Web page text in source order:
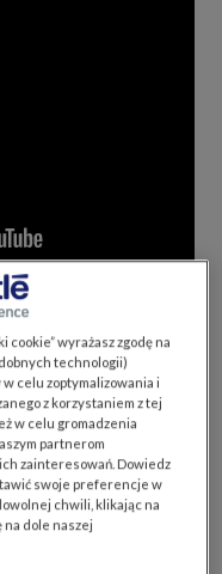
z żywnością
pewni jak ją
Na co warto
żywności
np. Resource
łykami,
wyrażasz zgodę na
technologii)
celu zoptymalizowania i
z korzystaniem z tej
w celu gromadzenia
partnerom
zainteresowań. Dowiedz
swoje preferencje w
chwili, klikając na
dole naszej